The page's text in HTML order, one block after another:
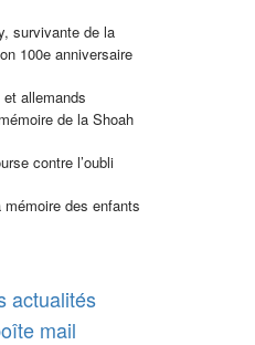
survivante de la
100e anniversaire
allemands
de la Shoah
contre l’oubli
des enfants
actualités
mail